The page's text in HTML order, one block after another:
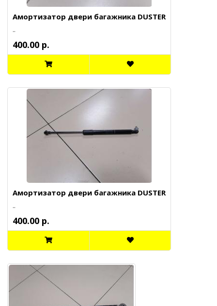
Амортизатор двери багажника DUSTER
..
400.00 р.
Амортизатор двери багажника DUSTER
..
400.00 р.